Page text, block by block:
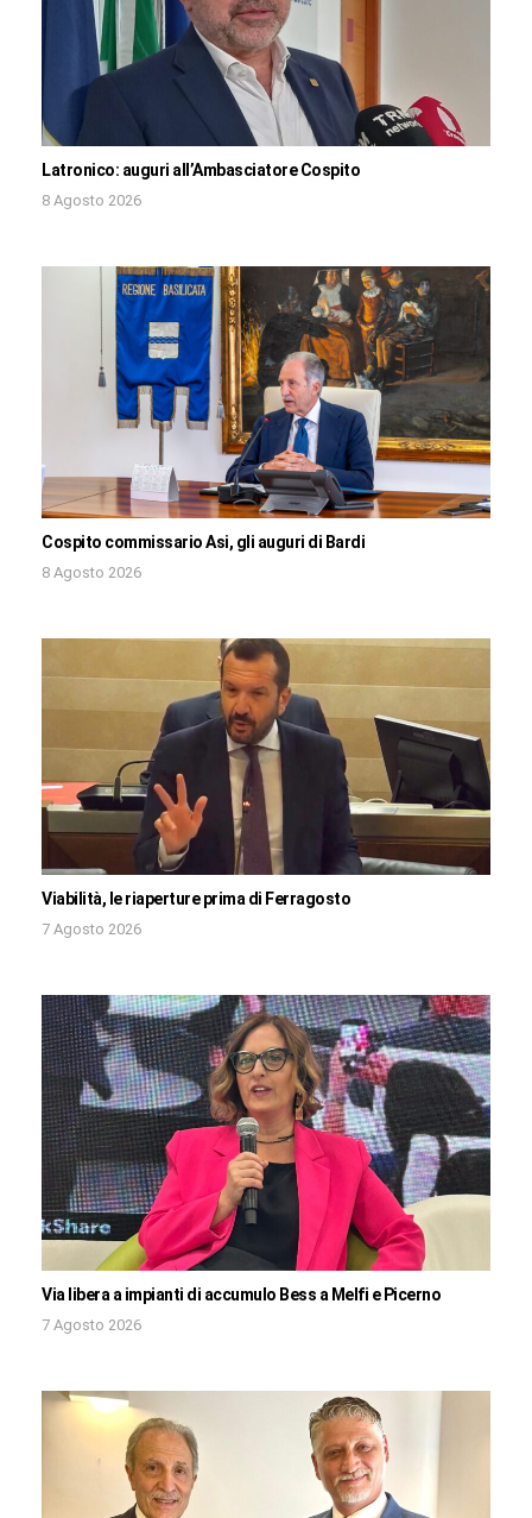
Latronico: auguri all’Ambasciatore Cospito
8 Agosto 2026
Cospito commissario Asi, gli auguri di Bardi
8 Agosto 2026
Viabilità, le riaperture prima di Ferragosto
7 Agosto 2026
Via libera a impianti di accumulo Bess a Melfi e Picerno
7 Agosto 2026